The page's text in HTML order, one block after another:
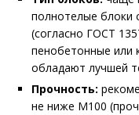
полнотелые блоки
(согласно ГОСТ
пенобетонные или
обладают лучшей
Прочность:
не ниже М100